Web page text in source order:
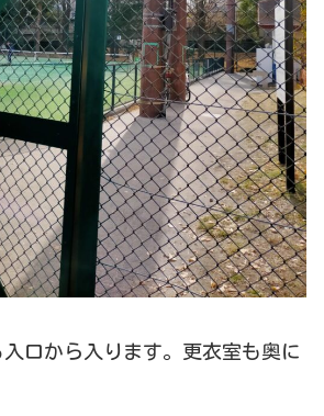
口から入ります。更衣室も奥に